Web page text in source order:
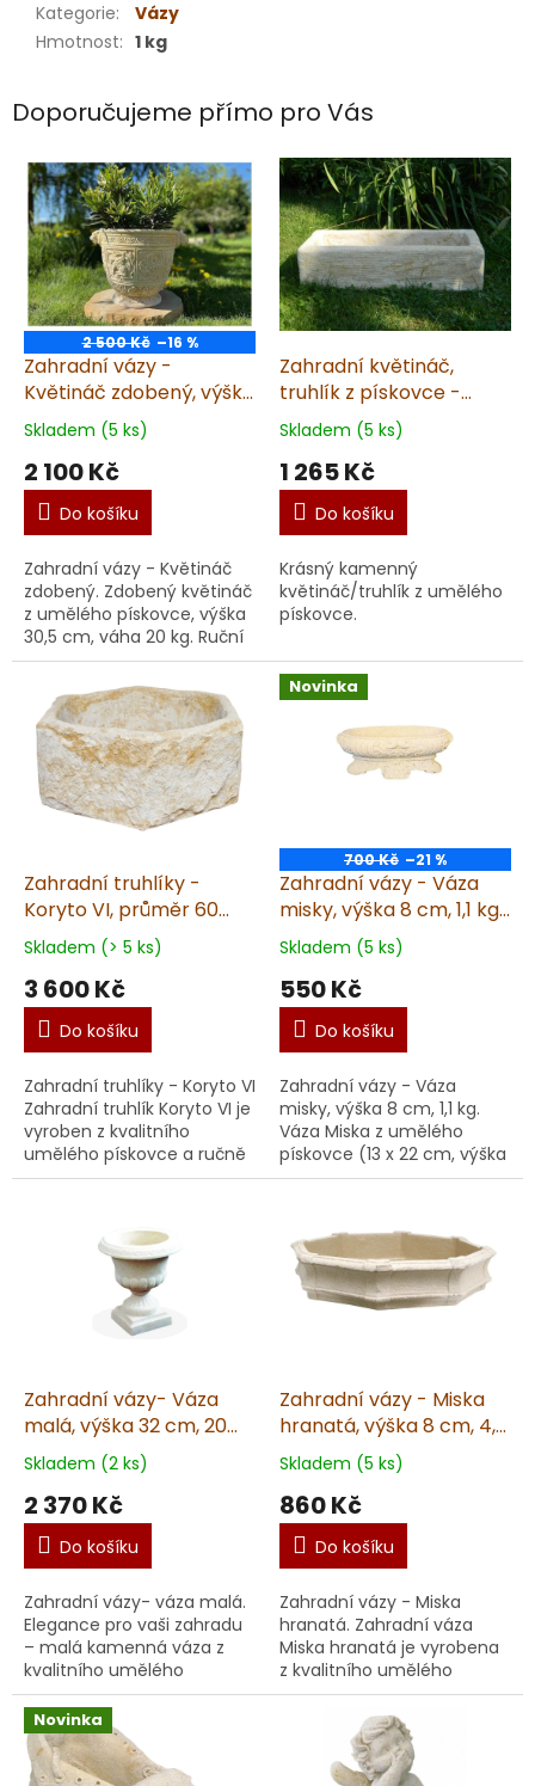
Kategorie:
Vázy
Hmotnost: 1 kg
Doporučujeme přímo pro Vás
2 500 Kč –16 %
Zahradní vázy -
Květináč zdobený, výška
30,5 cm, 20 kg, pískovec
Skladem (5 ks)
2 100 Kč
Do košíku
Zahradní vázy - Květináč
zdobený. Zdobený květináč
z umělého pískovce, výška
30,5 cm, váha 20 kg. Ruční
výroba v ČR, krásná kresba
a dekorativní provedení.
Vhodný do...
Zahradní květináč,
truhlík z pískovce -
14x53x20cm, 18kg
Skladem (5 ks)
1 265 Kč
Do košíku
Krásný kamenný
květináč/truhlík z umělého
pískovce.
Zahradní truhlíky -
Koryto VI, průměr 60
cm, 51 kg, pískovec
Skladem (> 5 ks)
3 600 Kč
Do košíku
Zahradní truhlíky - Koryto VI
Zahradní truhlík Koryto VI je
vyroben z kvalitního
umělého pískovce a ručně
zpracován pro dokonalou
Novinka
700 Kč –21 %
Zahradní vázy - Váza
misky, výška 8 cm, 1,1 kg,
pískovec
Skladem (5 ks)
550 Kč
Do košíku
Zahradní vázy - Váza
misky, výška 8 cm, 1,1 kg.
Váza Miska z umělého
pískovce (13 x 22 cm, výška
8 cm, váha 1,1 kg) je ručně
Zahradní vázy- Váza
malá, výška 32 cm, 20
kg, pískovec
Skladem (2 ks)
2 370 Kč
Do košíku
Zahradní vázy- váza malá.
Elegance pro vaši zahradu
– malá kamenná váza z
kvalitního umělého
pískovce, ručně vyrobená v
ČR. S detailním
zpracováním a krásným
probar...
Zahradní vázy - Miska
hranatá, výška 8 cm, 4,3
kg, pískovec
Skladem (5 ks)
860 Kč
Do košíku
Zahradní vázy - Miska
hranatá. Zahradní váza
Miska hranatá je vyrobena
z kvalitního umělého
pískovce a zaujme svou
unikátní ruční výrobou. S
výškou 8 cm, průměrem
Novinka